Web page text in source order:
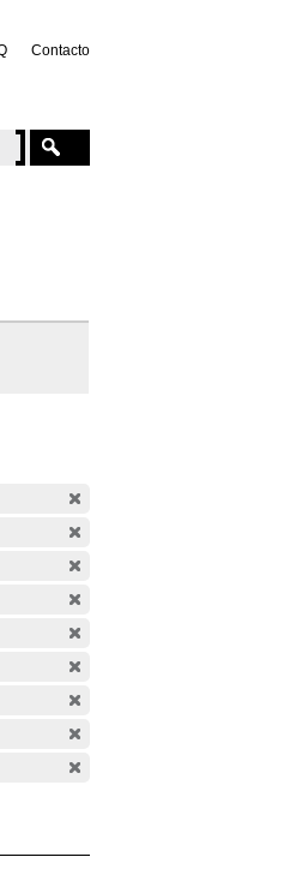
Contacto